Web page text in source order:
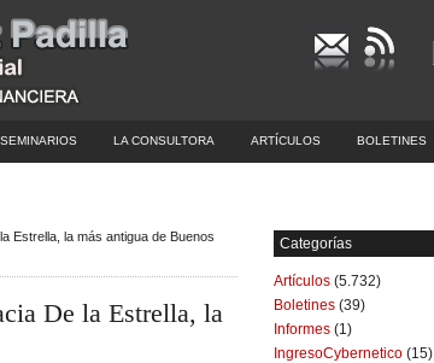
SEMINARIOS LA CONSULTORA ARTÍCULOS BOLETINES
Estrella, la más antigua de Buenos
De la Estrella, la
Categorías
Artículos (5.732)
Boletines (39)
Informes (1)
IngresoCybernetico (15)